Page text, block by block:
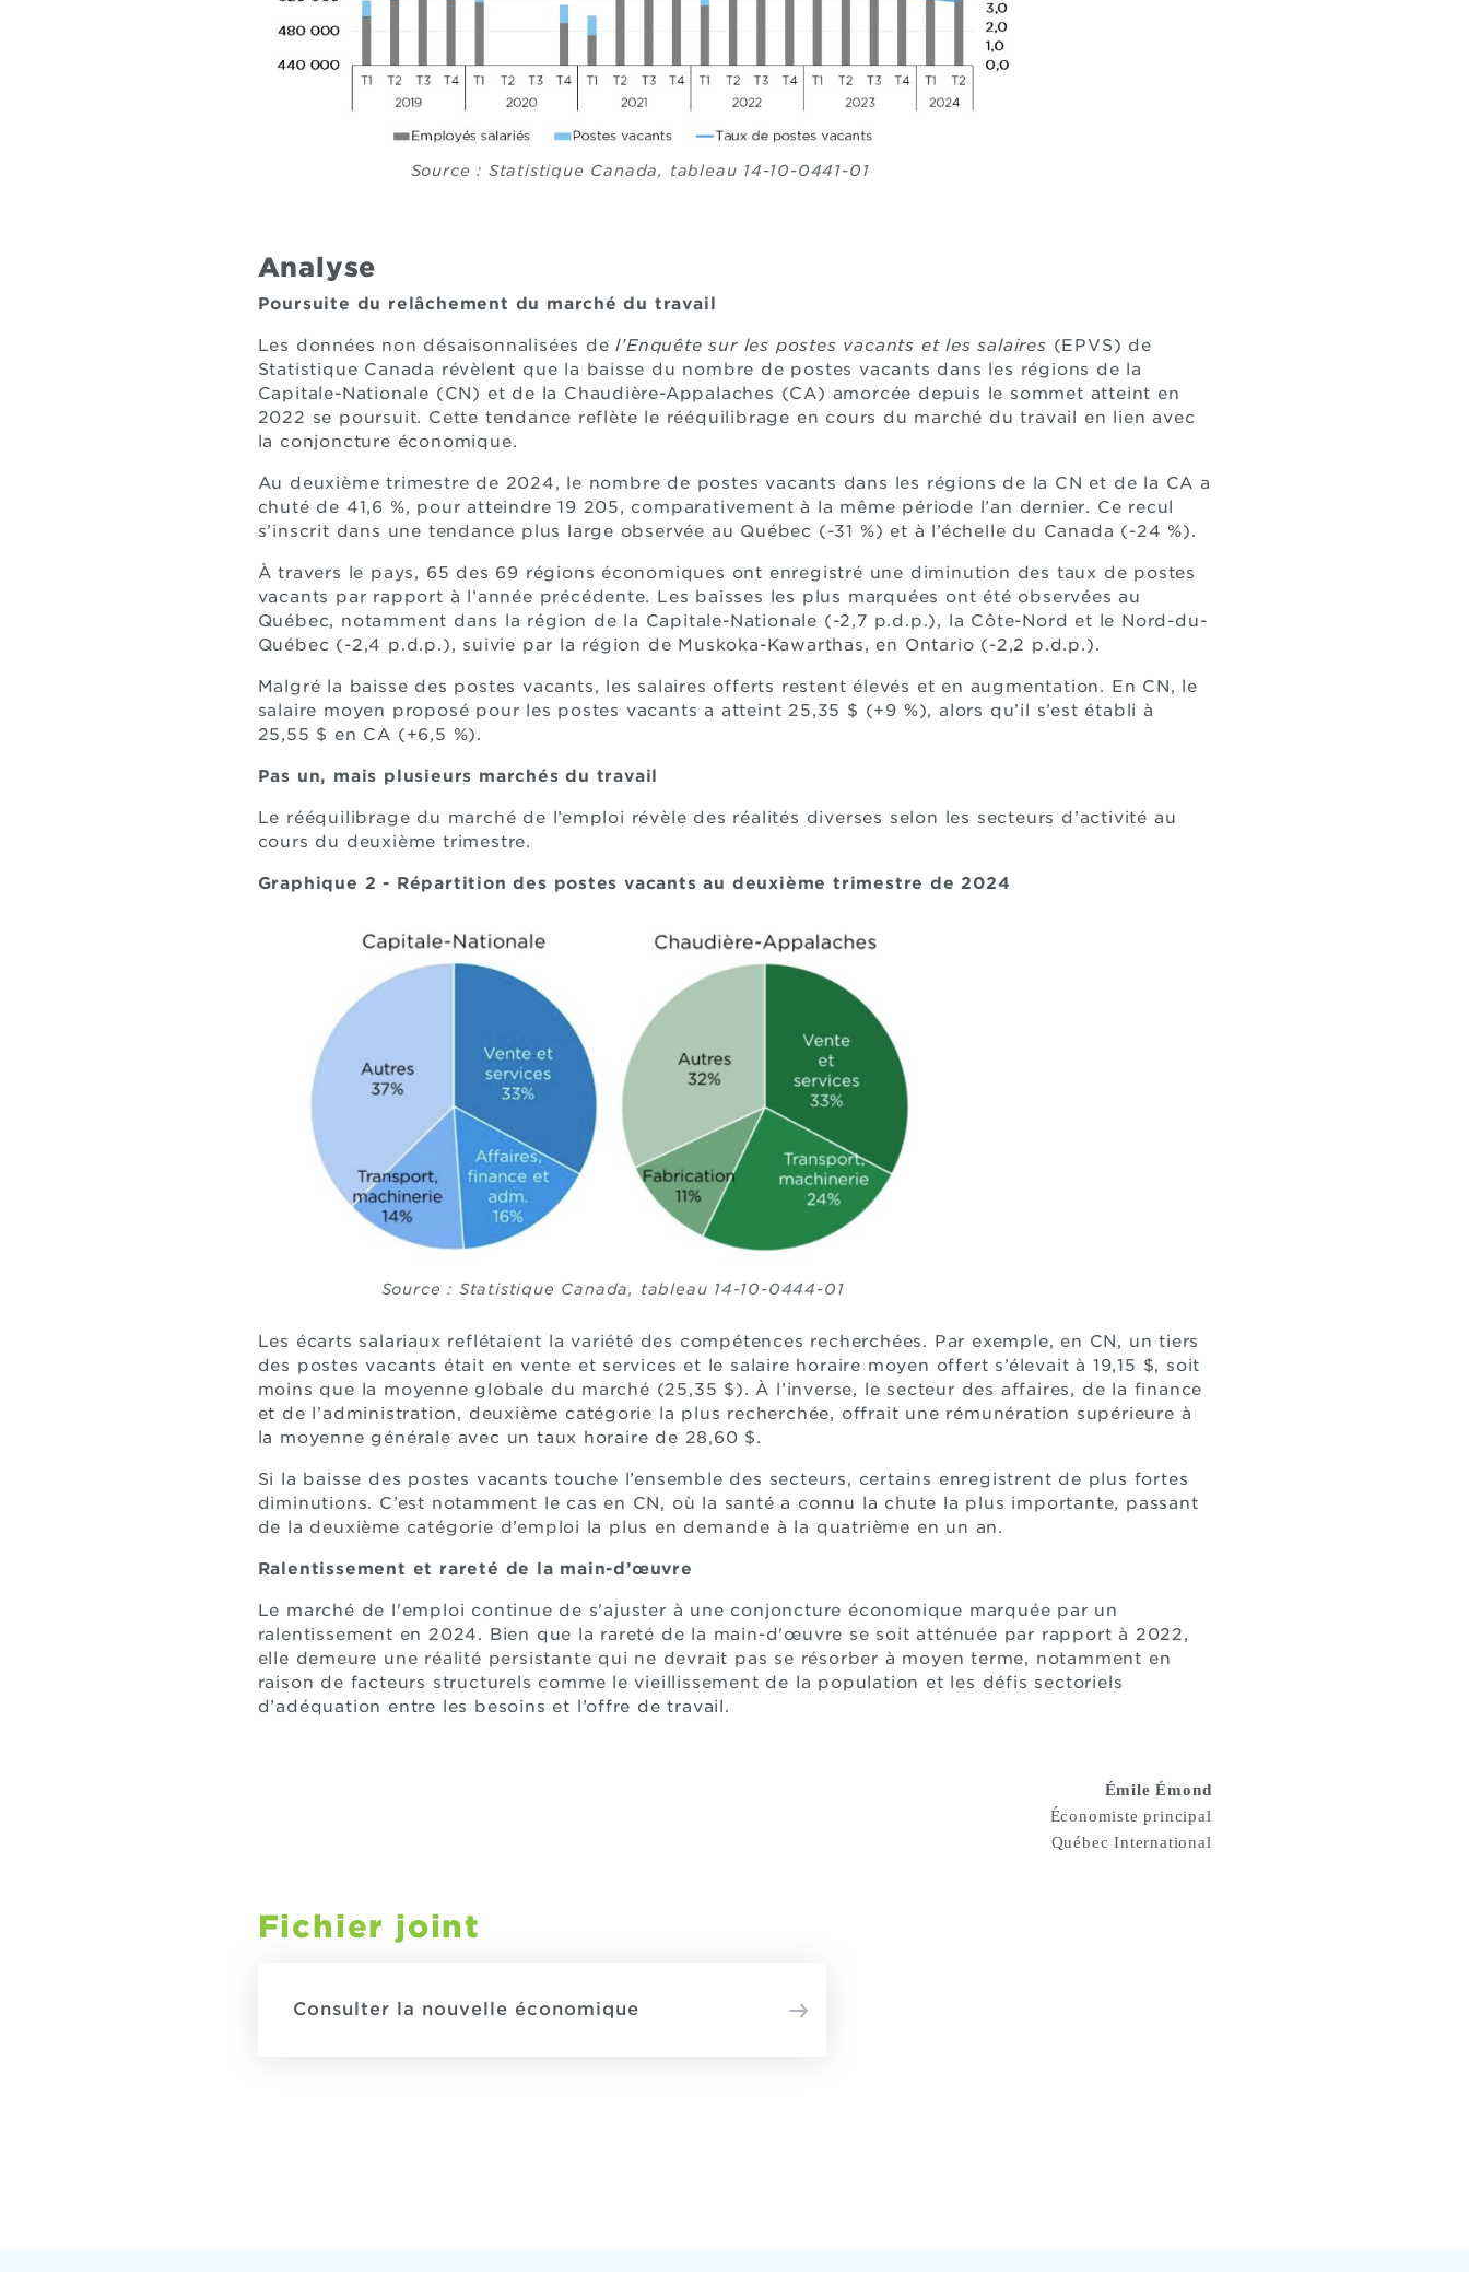
Source : Statistique Canada, tableau 14-10-0441-01
Analyse
Poursuite du relâchement du marché du travail
Les données non désaisonnalisées del’Enquête sur les postes vacants et les salaires (EPVS) de
Statistique Canada révèlent que la baisse du nombre de postes vacants dans les régions de la
Capitale-Nationale (CN) et de la Chaudière-Appalaches (CA) amorcée depuis le sommet atteint en
2022 se poursuit. Cette tendance reflète le rééquilibrage en cours du marché du travail en lien avec
la conjoncture économique.
Au deuxième trimestre de 2024, le nombre de postes vacants dans les régions de la CN et de la CA a
chuté de 41,6 %, pour atteindre 19 205, comparativement à la même période l’an dernier. Ce recul
s’inscrit dans une tendance plus large observée au Québec (-31 %) et à l’échelle du Canada (-24 %).
À travers le pays, 65 des 69 régions économiques ont enregistré une diminution des taux de postes
vacants par rapport à l’année précédente. Les baisses les plus marquées ont été observées au
Québec, notamment dans la région de la Capitale-Nationale (-2,7 p.d.p.), la Côte-Nord et le Nord-du-
Québec (-2,4 p.d.p.), suivie par la région de Muskoka-Kawarthas, en Ontario (-2,2 p.d.p.).
Malgré la baisse des postes vacants, les salaires offerts restent élevés et en augmentation. En CN, le
salaire moyen proposé pour les postes vacants a atteint 25,35 $ (+9 %), alors qu’il s’est établi à
25,55 $ en CA (+6,5 %).
Pas un, mais plusieurs marchés du travail
Le rééquilibrage du marché de l’emploi révèle des réalités diverses selon les secteurs d’activité au
cours du deuxième trimestre.
Graphique 2 - Répartition des postes vacants au deuxième trimestre de 2024
Source : Statistique Canada, tableau 14-10-0444-01
Les écarts salariaux reflétaient la variété des compétences recherchées. Par exemple, en CN, un tiers
des postes vacants était en vente et services et le salaire horaire moyen offert s’élevait à 19,15 $, soit
moins que la moyenne globale du marché (25,35 $). À l’inverse, le secteur des affaires, de la finance
et de l’administration, deuxième catégorie la plus recherchée, offrait une rémunération supérieure à
la moyenne générale avec un taux horaire de 28,60 $.
Si la baisse des postes vacants touche l’ensemble des secteurs, certains enregistrent de plus fortes
diminutions. C’est notamment le cas en CN, où la santé a connu la chute la plus importante, passant
de la deuxième catégorie d’emploi la plus en demande à la quatrième en un an.
Ralentissement et rareté de la main-d’œuvre
Le marché de l'emploi continue de s'ajuster à une conjoncture économique marquée par un
ralentissement en 2024. Bien que la rareté de la main-d'œuvre se soit atténuée par rapport à 2022,
elle demeure une réalité persistante qui ne devrait pas se résorber à moyen terme, notamment en
raison de facteurs structurels comme le vieillissement de la population et les défis sectoriels
d’adéquation entre les besoins et l’offre de travail.
Émile Émond
Économiste principal
Québec International
Fichier joint
Consulter la nouvelle économique